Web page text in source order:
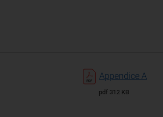
Appendice A
pdf 312 KB